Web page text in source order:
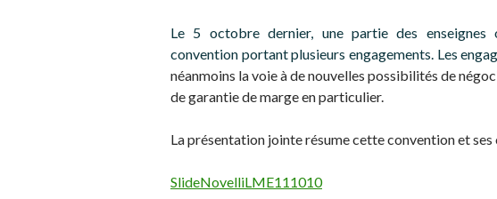
Le 5 octobre dernier, une partie des enseignes
convention portant plusieurs engagements. Les
néanmoins la voie à de nouvelles possibilités de
de garantie de marge en particulier.
La présentation jointe résume cette convention et
SlideNovelliLME111010